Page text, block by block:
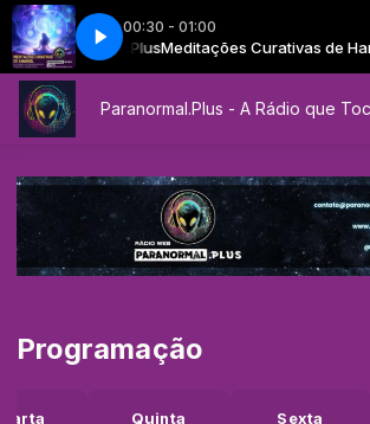
00:30 - 01:00
Meditações Curativas de
Paz Meditação Guiada Para Sentir Paz
Celestial Music com Aeoliah
Paranormal.Plus - A Rádio que
Programação
Quinta Sexta